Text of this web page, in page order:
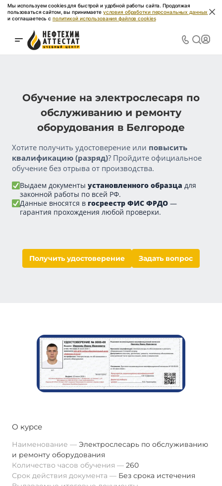
Мы используем cookies для быстрой и удобной работы сайта. Продолжая
пользоваться сайтом, вы принимаете условия обработки персональных данных
и соглашаетесь с политикой использования файлов cookies
Обучение на электрослесаря по
обслуживанию и ремонту
оборудования в Белгороде
Хотите получить удостоверение или повысить
квалификацию (разряд)? Пройдите официальное
обучение без отрыва от производства.
Выдаем документы установленного образца для
законной работы по всей РФ.
Данные вносятся в госреестр ФИС ФРДО —
гарантия прохождения любой проверки.
Получить удостоверение Задать вопрос
О курсе
Наименование
Электрослесарь по обслуживанию
и ремонту оборудования
Количество часов обучения
260
Срок действия документа
Без срока истечения